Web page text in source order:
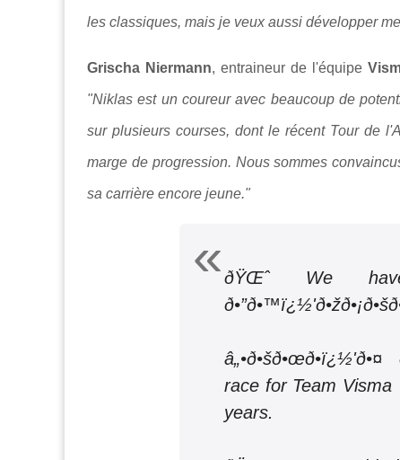
les classiques, mais je veux aussi développer
Grischa Niermann, entraineur de l'équipe
"Niklas est un coureur avec beaucoup de
sur plusieurs courses, dont le récent Tour de
marge de progression. Nous sommes
sa carrière encore jeune."
ðŸŒˆ We have a
â„•ð•šð•œð•ï¿½'ð•¤
race for Team
years.